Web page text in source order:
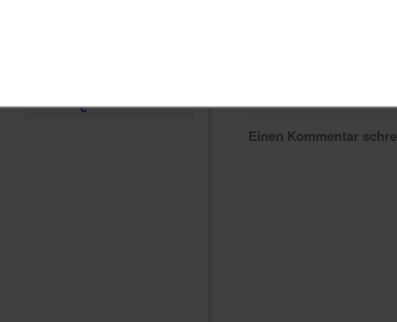
e
Einen Kommentar